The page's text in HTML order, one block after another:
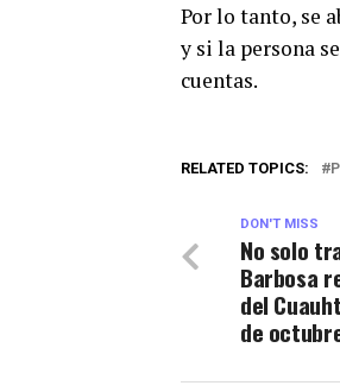
Por lo tanto, se
y si la persona
cuentas.
RELATED TOPICS:
DON'T MISS
No solo
Barbosa
del
de